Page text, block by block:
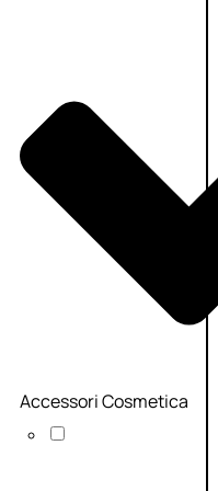
Accessori Cosmetica